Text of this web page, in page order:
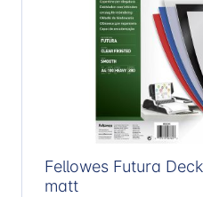
Fellowes Futura
matt